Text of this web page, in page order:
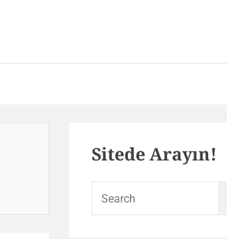
Sidebar
Sitede Arayın!